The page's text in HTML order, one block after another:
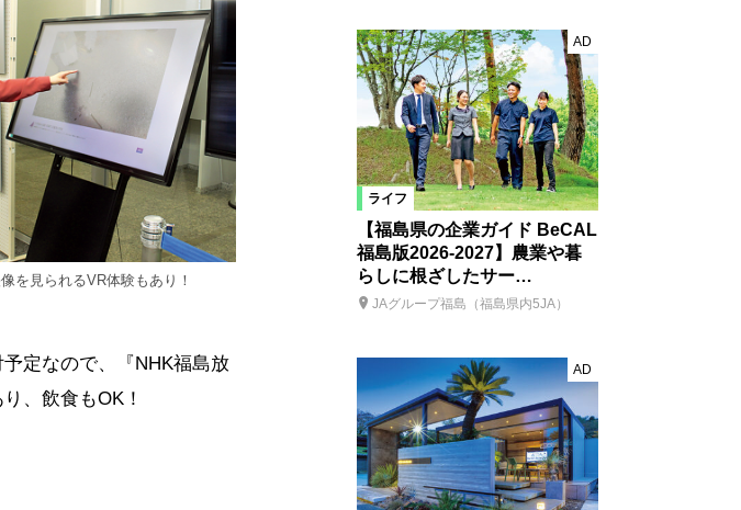
を見られるVR体験もあり！
定なので、『NHK福島放
、飲食もOK！
ライフ
AD
【福島県の企業ガイド BeCAL
福島版2026-2027】農業や暮
らしに根ざしたサー…
JAグループ福島（福島県内5JA）
AD